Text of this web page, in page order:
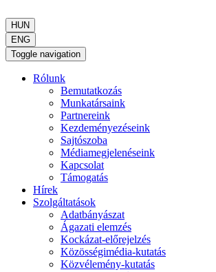
HUN
ENG
Toggle navigation
Rólunk
Bemutatkozás
Munkatársaink
Partnereink
Kezdeményezéseink
Sajtószoba
Médiamegjelenéseink
Kapcsolat
Támogatás
Hírek
Szolgáltatások
Adatbányászat
Ágazati elemzés
Kockázat-előrejelzés
Közösségimédia-kutatás
Közvélemény-kutatás